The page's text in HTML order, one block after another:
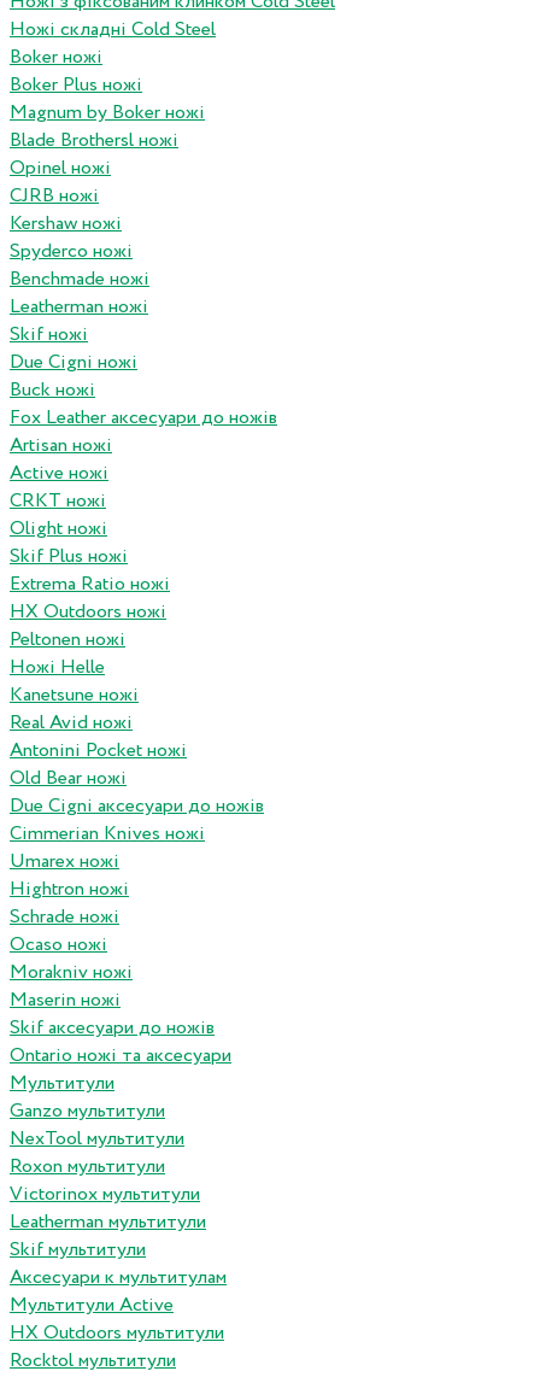
Ножі складні Cold Steel
Boker ножі
Boker Plus ножі
Magnum by Boker ножі
Blade Brothersl ножі
Opinel ножі
CJRB ножі
Kershaw ножі
Spyderco ножі
Benchmade ножі
Leatherman ножі
Skif ножі
Due Cigni ножі
Buck ножі
Fox Leather аксесуари до ножів
Artisan ножі
Active ножі
CRKT ножі
Olight ножі
Skif Plus ножі
Extrema Ratio ножі
HX Outdoors ножі
Peltonen ножі
Ножі Helle
Kanetsune ножі
Real Avid ножі
Antonini Pocket ножі
Old Bear ножі
Due Cigni аксесуари до ножів
Cimmerian Knives ножі
Umarex ножі
Hightron ножі
Schrade ножі
Ocaso ножі
Morakniv ножі
Maserin ножі
Skif аксесуари до ножів
Ontario ножі та аксесуари
Мультитули
Ganzo мультитули
NexTool мультитули
Roxon мультитули
Victorinox мультитули
Leatherman мультитули
Skif мультитули
Аксесуари к мультитулам
Мультитули Active
HX Outdoors мультитули
Rocktol мультитули